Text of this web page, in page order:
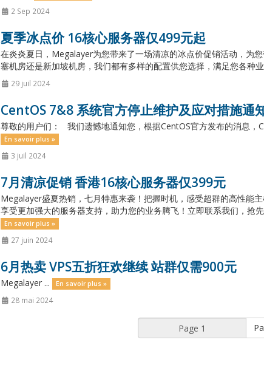
2 Sep 2024
夏季冰点价 16核心服务器仅499元起
在炎炎夏日，Megalayer为您带来了一场清凉的冰点价促销活动，为
塞机房还是新加坡机房，我们都有多样的配置供您选择，满足您各种
29 juil 2024
CentOS 7&8 系统官方停止维护及应对措施通
尊敬的用户们： 我们遗憾地通知您，根据CentOS官方发布的消息，
En savoir plus »
3 juil 2024
7月清凉促销 香港16核心服务器仅399元
Megalayer盛夏热销，七月特惠来袭！把握时机，感受超群的高性能
享受更加强大的服务器支持，助力您的业务腾飞！立即联系我们，
En savoir plus »
27 juin 2024
6月热卖 VPS五折狂欢继续 站群仅需900元
Megalayer ... En savoir plus »
28 mai 2024